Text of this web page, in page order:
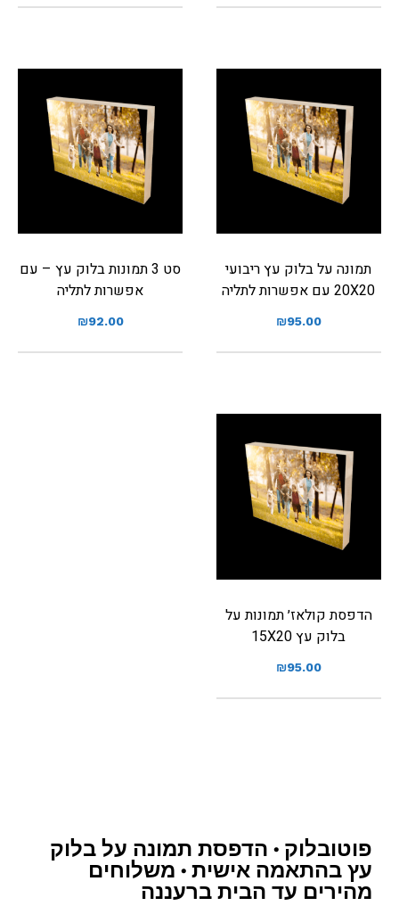
תמונה על בלוק עץ ריבועי
20X20 עם אפשרות לתליה
₪95.00
סט 3 תמונות בלוק עץ – עם
אפשרות לתליה
₪92.00
הדפסת קולאז׳ תמונות על
בלוק עץ 15X20
₪95.00
פוטובלוק • הדפסת תמונה על בלוק
עץ בהתאמה אישית • משלוחים
מהירים עד הבית ברעננה